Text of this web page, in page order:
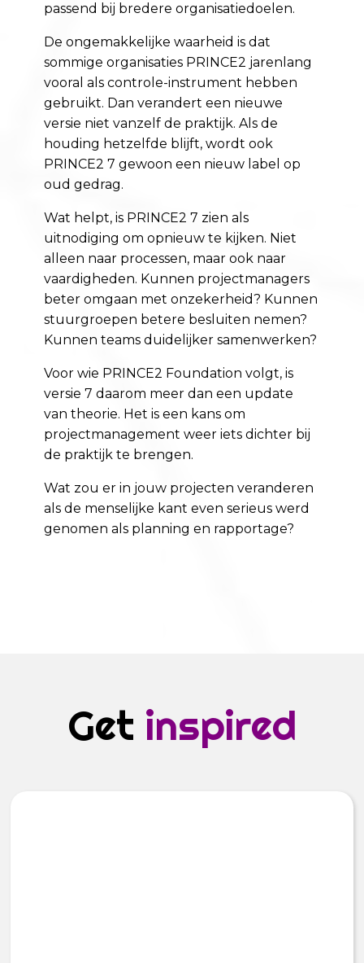
passend bij bredere organisatiedoelen.
De ongemakkelijke waarheid is dat
sommige organisaties PRINCE2 jarenlang
vooral als controle-instrument hebben
gebruikt. Dan verandert een nieuwe
versie niet vanzelf de praktijk. Als de
houding hetzelfde blijft, wordt ook
PRINCE2 7 gewoon een nieuw label op
oud gedrag.
Wat helpt, is PRINCE2 7 zien als
uitnodiging om opnieuw te kijken. Niet
alleen naar processen, maar ook naar
vaardigheden. Kunnen projectmanagers
beter omgaan met onzekerheid? Kunnen
stuurgroepen betere besluiten nemen?
Kunnen teams duidelijker samenwerken?
Voor wie PRINCE2 Foundation volgt, is
versie 7 daarom meer dan een update
van theorie. Het is een kans om
projectmanagement weer iets dichter bij
de praktijk te brengen.
Wat zou er in jouw projecten veranderen
als de menselijke kant even serieus werd
genomen als planning en rapportage?
Get inspired